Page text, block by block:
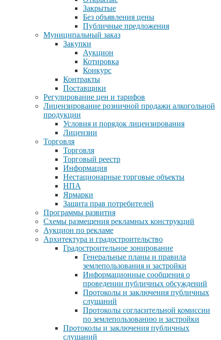
Закрытые
Без объявления цены
Публичные предложения
Муниципальный заказ
Закупки
Аукцион
Котировка
Конкурс
Контракты
Поставщики
Регулирование цен и тарифов
Лицензирование розничной продажи алкогольной
продукции
Условия и порядок лицензирования
Лицензии
Торговля
Торговля
Торговый реестр
Информация
Нестационарные торговые объекты
НПА
Ярмарки
Защита прав потребителей
Программы развития
Схемы размещения рекламных конструкций
Аукцион по рекламе
Архитектура и градостроительство
Градостроительное зонирование
Генеральные планы и правила
землепользования и застройки
Информационные сообщения о
проведении публичных обсуждений
Протоколы и заключения публичных
слушаний
Протоколы согласительной комиссии
по землепользованию и застройки
Протоколы и заключения публичных
слушаний